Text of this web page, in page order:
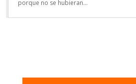
porque no se hubieran...